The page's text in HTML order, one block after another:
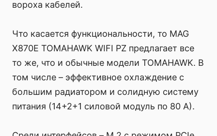
вороха кабелей.
Что касается функциональности, то MAG
X870E TOMAHAWK WIFI PZ предлагает все
то же, что и обычные модели TOMAHAWK. В
том числе – эффективное охлаждение с
большим радиатором и солидную систему
питания (14+2+1 силовой модуль по 80 А).